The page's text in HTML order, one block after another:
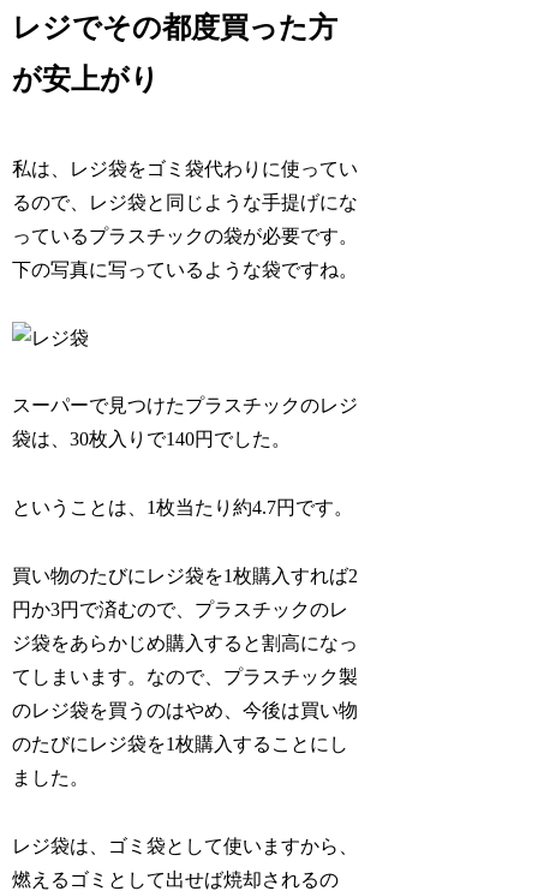
レジでその都度買った方
が安上がり
私は、レジ袋をゴミ袋代わりに使ってい
るので、レジ袋と同じような手提げにな
っているプラスチックの袋が必要です。
下の写真に写っているような袋ですね。
スーパーで見つけたプラスチックのレジ
袋は、30枚入りで140円でした。
ということは、1枚当たり約4.7円です。
買い物のたびにレジ袋を1枚購入すれば2
円か3円で済むので、プラスチックのレ
ジ袋をあらかじめ購入すると割高になっ
てしまいます。なので、プラスチック製
のレジ袋を買うのはやめ、今後は買い物
のたびにレジ袋を1枚購入することにし
ました。
レジ袋は、ゴミ袋として使いますから、
燃えるゴミとして出せば焼却されるの